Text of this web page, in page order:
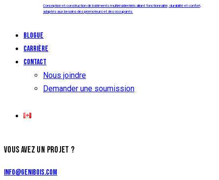
Conception et construction de bâtiments multirésidentiels alliant fonctionnalité, durabilité et confort,
adaptés aux besoins des promoteurs et des occupants.
Blogue
Carrière
Contact
Nous joindre
Demander une soumission
VOUS AVEZ UN PROJET ?
info@genibois.com